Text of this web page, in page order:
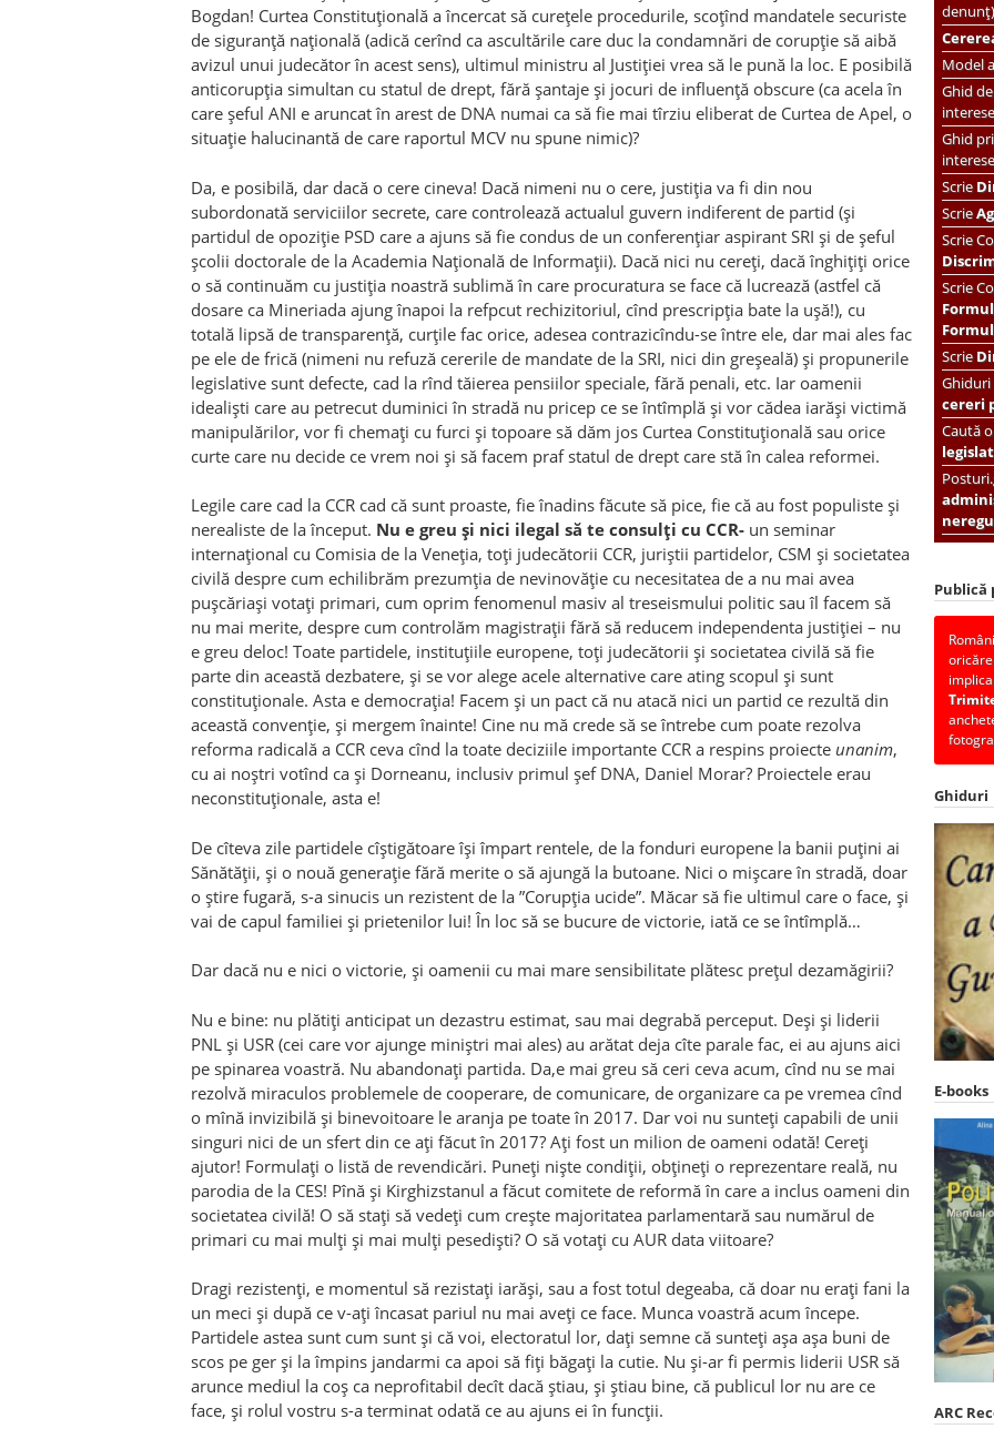
Bogdan! Curtea Constituțională a încercat să curețele procedurile, scoțînd mandatele securiste
de siguranță națională (adică cerînd ca ascultările care duc la condamnări de corupție să aibă
avizul unui judecător în acest sens), ultimul ministru al Justiției vrea să le pună la loc. E posibilă
anticorupția simultan cu statul de drept, fără șantaje și jocuri de influență obscure (ca acela în
care șeful ANI e aruncat în arest de DNA numai ca să fie mai tîrziu eliberat de Curtea de Apel, o
situație halucinantă de care raportul MCV nu spune nimic)?
Da, e posibilă, dar dacă o cere cineva! Dacă nimeni nu o cere, justiția va fi din nou
subordonată serviciilor secrete, care controlează actualul guvern indiferent de partid (și
partidul de opoziție PSD care a ajuns să fie condus de un conferențiar aspirant SRI și de șeful
școlii doctorale de la Academia Națională de Informații). Dacă nici nu cereți, dacă înghițiți orice
o să continuăm cu justiția noastră sublimă în care procuratura se face că lucrează (astfel că
dosare ca Mineriada ajung înapoi la refpcut rechizitoriul, cînd prescripția bate la ușă!), cu
totală lipsă de transparență, curțile fac orice, adesea contrazicîndu-se între ele, dar mai ales fac
pe ele de frică (nimeni nu refuză cererile de mandate de la SRI, nici din greșeală) și propunerile
legislative sunt defecte, cad la rînd tăierea pensiilor speciale, fără penali, etc. Iar oamenii
idealiști care au petrecut duminici în stradă nu pricep ce se întîmplă și vor cădea iarăși victimă
manipulărilor, vor fi chemați cu furci și topoare să dăm jos Curtea Constituțională sau orice
curte care nu decide ce vrem noi și să facem praf statul de drept care stă în calea reformei.
Legile care cad la CCR cad că sunt proaste, fie înadins făcute să pice, fie că au fost populiste și
nerealiste de la început. Nu e greu și nici ilegal să te consulți cu CCR- un seminar
internațional cu Comisia de la Veneția, toți judecătorii CCR, juriștii partidelor, CSM și societatea
civilă despre cum echilibrăm prezumția de nevinovăție cu necesitatea de a nu mai avea
pușcăriași votați primari, cum oprim fenomenul masiv al treseismului politic sau îl facem să
nu mai merite, despre cum controlăm magistrații fără să reducem independenta justiției – nu
e greu deloc! Toate partidele, instituțiile europene, toți judecătorii și societatea civilă să fie
parte din această dezbatere, și se vor alege acele alternative care ating scopul și sunt
constituționale. Asta e democrația! Facem și un pact că nu atacă nici un partid ce rezultă din
această convenție, și mergem înainte! Cine nu mă crede să se întrebe cum poate rezolva
reforma radicală a CCR ceva cînd la toate deciziile importante CCR a respins proiecte unanim,
cu ai noștri votînd ca și Dorneanu, inclusiv primul șef DNA, Daniel Morar? Proiectele erau
neconstituționale, asta e!
De cîteva zile partidele cîștigătoare își împart rentele, de la fonduri europene la banii puțini ai
Sănătății, și o nouă generație fără merite o să ajungă la butoane. Nici o mișcare în stradă, doar
o știre fugară, s-a sinucis un rezistent de la ”Corupția ucide”. Măcar să fie ultimul care o face, și
vai de capul familiei și prietenilor lui! În loc să se bucure de victorie, iată ce se întîmplă…
Dar dacă nu e nici o victorie, și oamenii cu mai mare sensibilitate plătesc prețul dezamăgirii?
Nu e bine: nu plătiți anticipat un dezastru estimat, sau mai degrabă perceput. Deși și liderii
PNL și USR (cei care vor ajunge miniștri mai ales) au arătat deja cîte parale fac, ei au ajuns aici
pe spinarea voastră. Nu abandonați partida. Da,e mai greu să ceri ceva acum, cînd nu se mai
rezolvă miraculos problemele de cooperare, de comunicare, de organizare ca pe vremea cînd
o mînă invizibilă și binevoitoare le aranja pe toate în 2017. Dar voi nu sunteți capabili de unii
singuri nici de un sfert din ce ați făcut în 2017? Ați fost un milion de oameni odată! Cereți
ajutor! Formulați o listă de revendicări. Puneți niște condiții, obțineți o reprezentare reală, nu
parodia de la CES! Pînă și Kirghizstanul a făcut comitete de reformă în care a inclus oameni din
societatea civilă! O să stați să vedeți cum crește majoritatea parlamentară sau numărul de
primari cu mai mulți și mai mulți pesediști? O să votați cu AUR data viitoare?
Dragi rezistenți, e momentul să rezistați iarăși, sau a fost totul degeaba, că doar nu erați fani la
un meci și după ce v-ați încasat pariul nu mai aveți ce face. Munca voastră acum începe.
Partidele astea sunt cum sunt și că voi, electoratul lor, dați semne că sunteți așa așa buni de
scos pe ger și la împins jandarmi ca apoi să fiți băgați la cutie. Nu și-ar fi permis liderii USR să
arunce mediul la coș ca neprofitabil decît dacă știau, și știau bine, că publicul lor nu are ce
face, și rolul vostru s-a terminat odată ce au ajuns ei în funcții.
Model
Ghid
Ghid
Scrie
Scrie
Scrie
Scrie
Scrie
Ghiduri
cereri
Caută
Publică
Ghiduri
E-books
ARC